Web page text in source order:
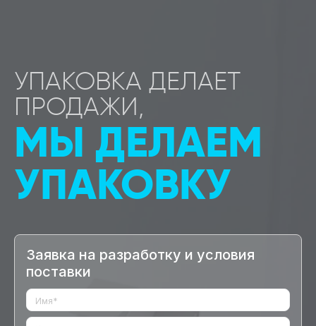
УПАКОВКА ДЕЛАЕТ
ПРОДАЖИ,
МЫ ДЕЛАЕМ
УПАКОВКУ
Заявка на разработку и условия
поставки